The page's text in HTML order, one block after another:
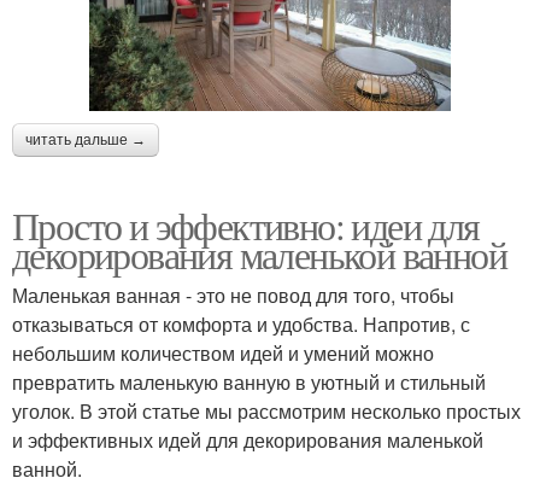
читать дальше →
Просто и эффективно: идеи для
декорирования маленькой ванной
Маленькая ванная - это не повод для того, чтобы
отказываться от комфорта и удобства. Напротив, с
небольшим количеством идей и умений можно
превратить маленькую ванную в уютный и стильный
уголок. В этой статье мы рассмотрим несколько простых
и эффективных идей для декорирования маленькой
ванной.